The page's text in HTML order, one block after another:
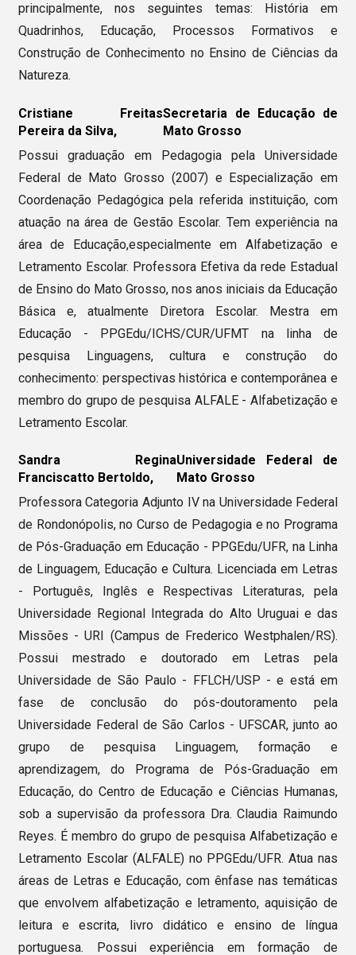
principalmente, nos seguintes temas: História em
Quadrinhos, Educação, Processos Formativos e
Construção de Conhecimento no Ensino de Ciências da
Natureza.
Cristiane Freitas
Pereira da Silva,
Secretaria de Educação de
Mato Grosso
Possui graduação em Pedagogia pela Universidade
Federal de Mato Grosso (2007) e Especialização em
Coordenação Pedagógica pela referida instituição, com
atuação na área de Gestão Escolar. Tem experiência na
área de Educação,especialmente em Alfabetização e
Letramento Escolar. Professora Efetiva da rede Estadual
de Ensino do Mato Grosso, nos anos iniciais da Educação
Básica e, atualmente Diretora Escolar. Mestra em
Educação - PPGEdu/ICHS/CUR/UFMT na linha de
pesquisa Linguagens, cultura e construção do
conhecimento: perspectivas histórica e contemporânea e
membro do grupo de pesquisa ALFALE - Alfabetização e
Letramento Escolar.
Sandra Regina
Franciscatto Bertoldo,
Universidade Federal de
Mato Grosso
Professora Categoria Adjunto IV na Universidade Federal
de Rondonópolis, no Curso de Pedagogia e no Programa
de Pós-Graduação em Educação - PPGEdu/UFR, na Linha
de Linguagem, Educação e Cultura. Licenciada em Letras
- Português, Inglês e Respectivas Literaturas, pela
Universidade Regional Integrada do Alto Uruguai e das
Missões - URI (Campus de Frederico Westphalen/RS).
Possui mestrado e doutorado em Letras pela
Universidade de São Paulo - FFLCH/USP - e está em
fase de conclusão do pós-doutoramento pela
Universidade Federal de São Carlos - UFSCAR, junto ao
grupo de pesquisa Linguagem, formação e
aprendizagem, do Programa de Pós-Graduação em
Educação, do Centro de Educação e Ciências Humanas,
sob a supervisão da professora Dra. Claudia Raimundo
Reyes. É membro do grupo de pesquisa Alfabetização e
Letramento Escolar (ALFALE) no PPGEdu/UFR. Atua nas
áreas de Letras e Educação, com ênfase nas temáticas
que envolvem alfabetização e letramento, aquisição de
leitura e escrita, livro didático e ensino de língua
portuguesa. Possui experiência em formação de